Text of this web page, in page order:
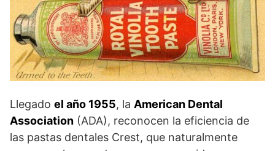
Llegado el año 1955, la American Dental
Association (ADA), reconocen la eficiencia de
las pastas dentales Crest, que naturalmente